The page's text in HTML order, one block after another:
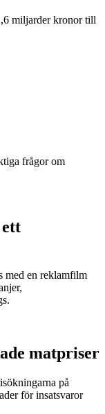
miljarder kronor till
frågor om
med en reklamfilm
matpriser
på
för insatsvaror